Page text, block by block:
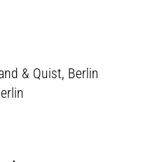
& Quist, Berlin